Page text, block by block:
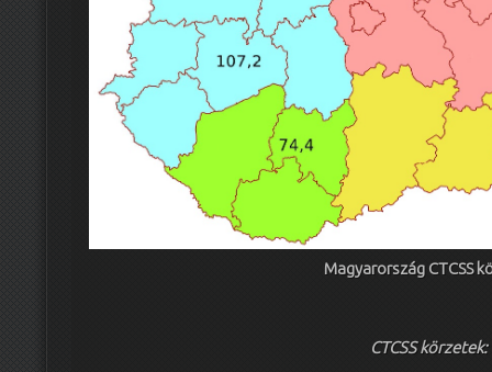
Magyarország CTCSS
CTCSS körzetek: